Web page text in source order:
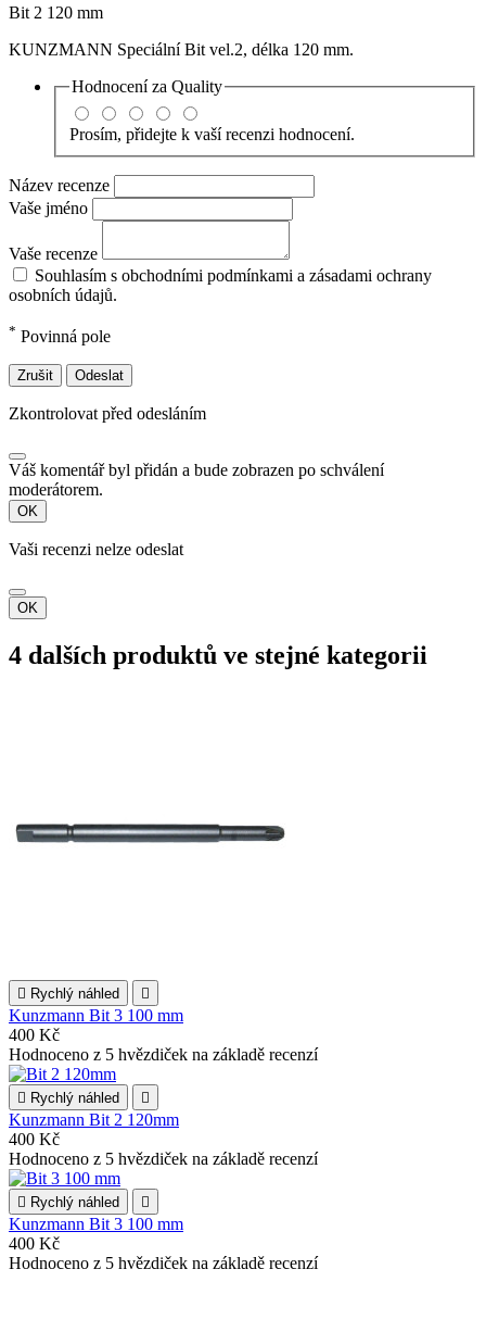
Bit 2 120 mm
KUNZMANN Speciální Bit vel.2, délka 120 mm.
Hodnocení za Quality
Prosím, přidejte k vaší recenzi hodnocení.
Název recenze
Vaše jméno
Vaše recenze
Souhlasím s obchodními podmínkami a zásadami ochrany
osobních údajů.
* Povinná pole
Zrušit Odeslat
Zkontrolovat před odesláním
Váš komentář byl přidán a bude zobrazen po schválení
moderátorem.
OK
Vaši recenzi nelze odeslat
OK
4 dalších produktů ve stejné kategorii
 Rychlý náhled 
Kunzmann Bit 3 100 mm
400 Kč
Hodnoceno z 5 hvězdiček na základě recenzí
 Rychlý náhled 
Kunzmann Bit 2 120mm
400 Kč
Hodnoceno z 5 hvězdiček na základě recenzí
 Rychlý náhled 
Kunzmann Bit 3 100 mm
400 Kč
Hodnoceno z 5 hvězdiček na základě recenzí